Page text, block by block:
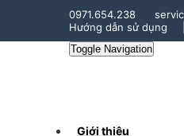
0971.654.238
Hướng dẫn sử dụng
Toggle Navigation
Giới thiệu